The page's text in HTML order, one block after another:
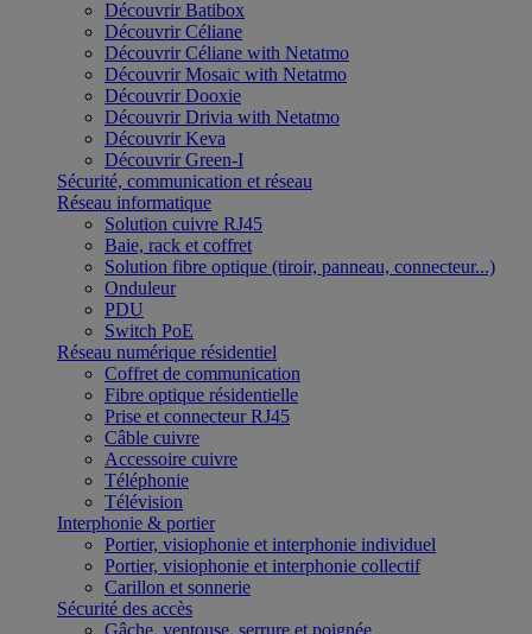
Découvrir Batibox
Découvrir Céliane
Découvrir Céliane with Netatmo
Découvrir Mosaic with Netatmo
Découvrir Dooxie
Découvrir Drivia with Netatmo
Découvrir Keva
Découvrir Green-I
Sécurité, communication et réseau
Réseau informatique
Solution cuivre RJ45
Baie, rack et coffret
Solution fibre optique (tiroir, panneau, connecteur...)
Onduleur
PDU
Switch PoE
Réseau numérique résidentiel
Coffret de communication
Fibre optique résidentielle
Prise et connecteur RJ45
Câble cuivre
Accessoire cuivre
Téléphonie
Télévision
Interphonie & portier
Portier, visiophonie et interphonie individuel
Portier, visiophonie et interphonie collectif
Carillon et sonnerie
Sécurité des accès
Gâche, ventouse, serrure et poignée